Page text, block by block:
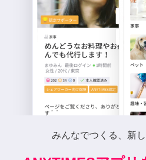
みんなでつくる、新